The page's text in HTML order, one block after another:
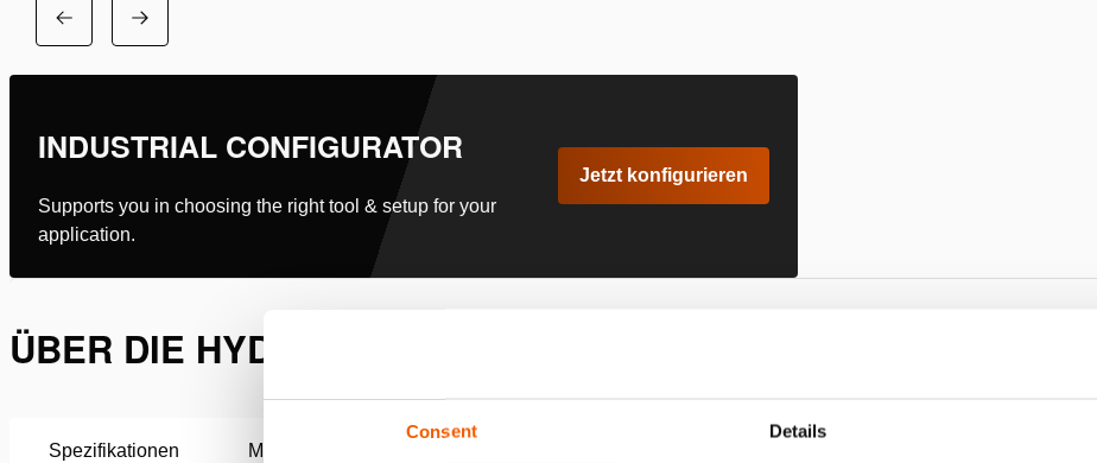
Consent Details
INDUSTRIAL CONFIGURATOR
Supports you in choosing the right tool & setup for your
application.
Jetzt konfigurieren
ÜBER DIE HYDRAULIKÖL, ECO POWER ISO VG 36 – 208L
Spezifikationen Merkmale